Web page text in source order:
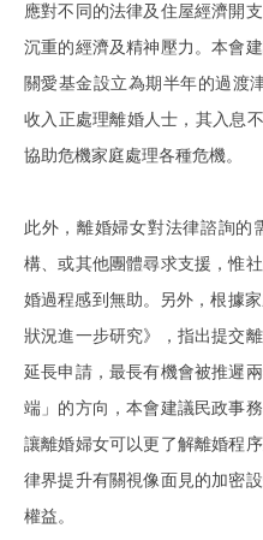
應對不同的法律及住屋經濟開
沉重的經濟及精神壓力。本會
關愛基金設立為期半年的過渡
收入正處理離婚人士，其入息
協助危機家庭處理各種危機。
此外，離婚婦女對法律諮詢的
構、或其他團體尋求支援，惟
婚過程感到無助。另外，根據
狀況進一步研究》，指出提交
延長申請，最長有機會被推遲兩
端」的方向，本會建議民政事
讓離婚婦女可以更了解離婚程
律界提升有關視像面見的加密
權益。